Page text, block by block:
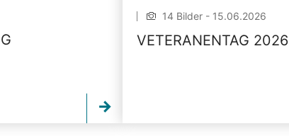
14 Bilder - 15.06.2026
VETERANENTAG 2026